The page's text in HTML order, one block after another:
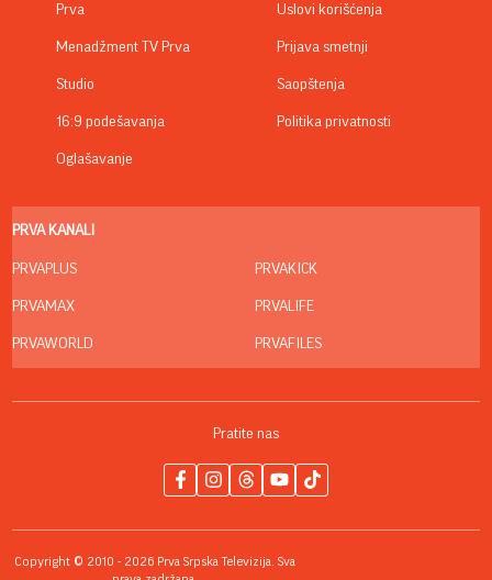
Prva
Menadžment TV Prva
Studio
16:9 podešavanja
Oglašavanje
Uslovi korišćenja
Prijava smetnji
Saopštenja
Politika privatnosti
PRVA KANALI
PRVAPLUS
PRVAMAX
PRVAWORLD
PRVAKICK
PRVALIFE
PRVAFILES
Pratite nas
Copyright © 2010 - 2026 Prva Srpska Televizija. Sva